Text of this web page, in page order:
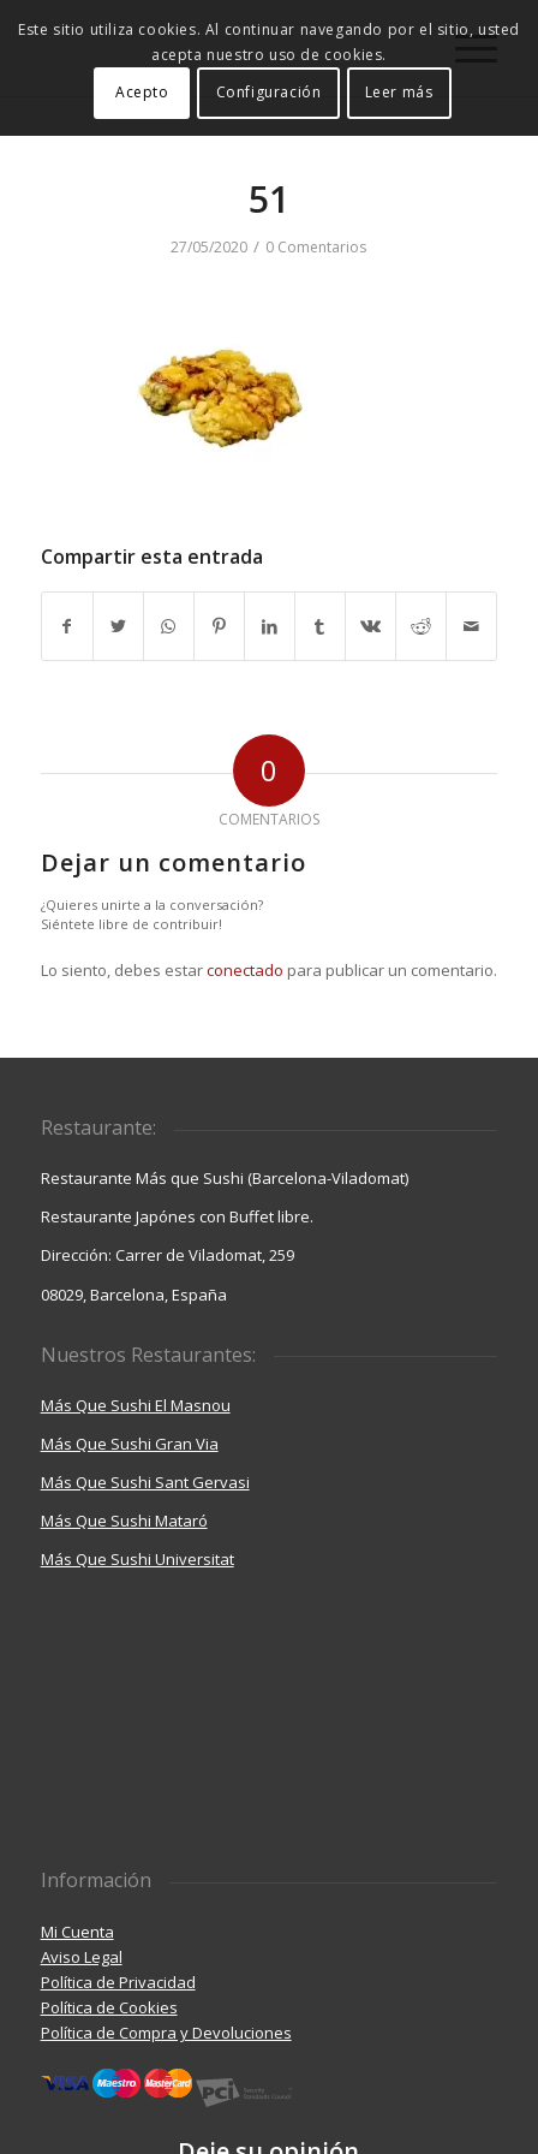
51
27/05/2020 / 0 Comentarios
Compartir esta entrada
0
COMENTARIOS
Dejar un comentario
¿Quieres unirte a la conversación?
Siéntete libre de contribuir!
Lo siento, debes estarconectado para publicar un comentario.
Restaurante:
Restaurante Más que Sushi (Barcelona-Viladomat)
Restaurante Japónes con Buffet libre.
Dirección: Carrer de Viladomat, 259
08029, Barcelona, España
Nuestros Restaurantes:
Más Que Sushi El Masnou
Más Que Sushi Gran Via
Más Que Sushi Sant Gervasi
Más Que Sushi Mataró
Más Que Sushi Universitat
Información
Mi Cuenta
Aviso Legal
Política de Privacidad
Política de Cookies
Política de Compra y Devoluciones
Este sitio utiliza cookies. Al continuar navegando por el sitio, usted
acepta nuestro uso de cookies.
Acepto
Configuración Leer más